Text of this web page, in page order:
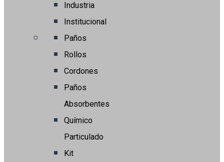
Industria
Institucional
Paños
Rollos
Cordones
Paños
Absorbentes
Químico
Particulado
Kit